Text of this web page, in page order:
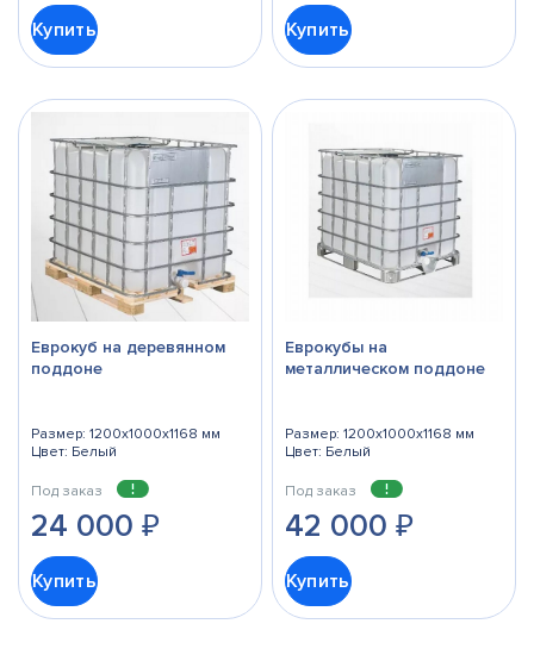
Купить Купить
Еврокуб на деревянном
поддоне
Размер: 1200x1000x1168 мм
Цвет: Белый
Под заказ
24 000₽
Купить
Еврокубы на
металлическом поддоне
Размер: 1200x1000x1168 мм
Цвет: Белый
Под заказ
42 000 ₽
Купить